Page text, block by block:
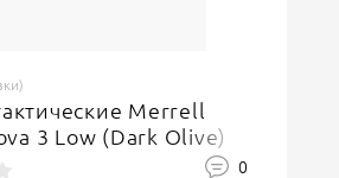
Merrell
3 Low (Dark Olive)
0